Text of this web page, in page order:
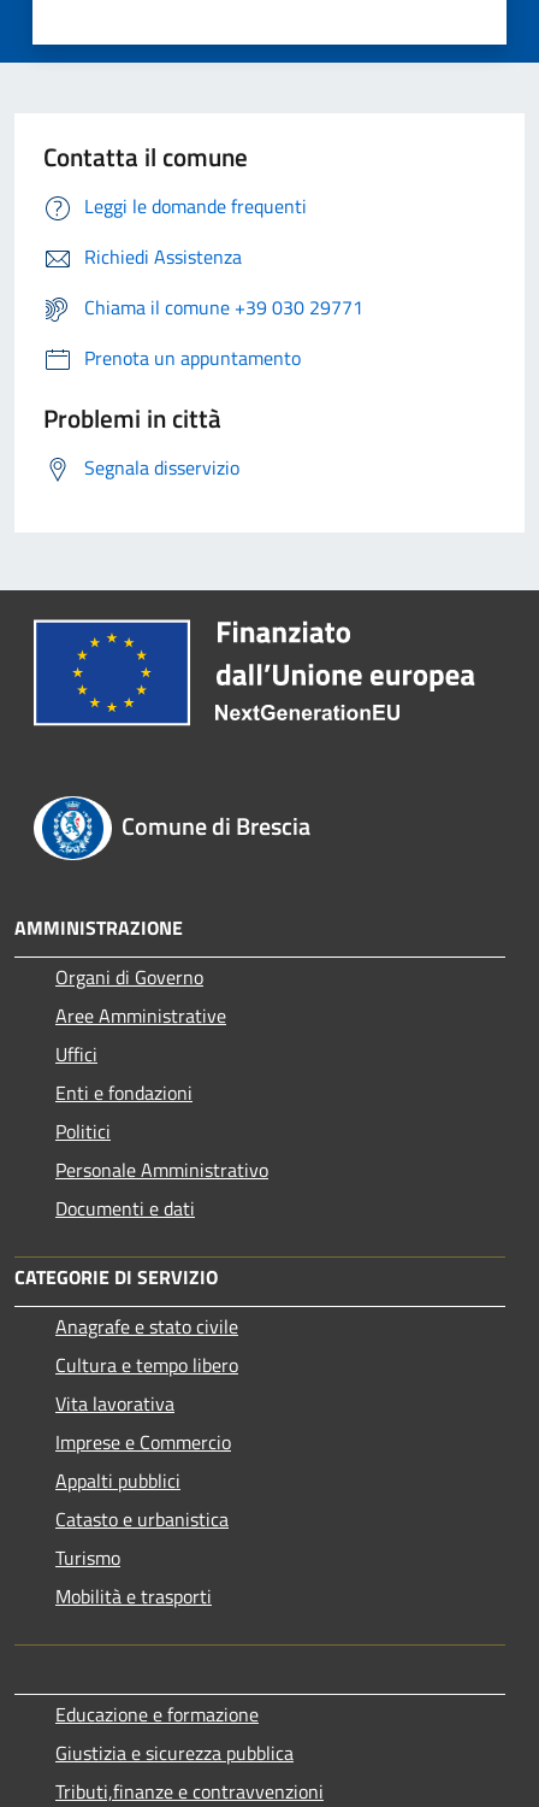
Contatta il comune
Leggi le domande frequenti
Richiedi Assistenza
Chiama il comune +39 030 29771
Prenota un appuntamento
Problemi in città
Segnala disservizio
Comune di Brescia
AMMINISTRAZIONE
Organi di Governo
Aree Amministrative
Uffici
Enti e fondazioni
Politici
Personale Amministrativo
Documenti e dati
CATEGORIE DI SERVIZIO
Anagrafe e stato civile
Cultura e tempo libero
Vita lavorativa
Imprese e Commercio
Appalti pubblici
Catasto e urbanistica
Turismo
Mobilità e trasporti
Educazione e formazione
Giustizia e sicurezza pubblica
Tributi,finanze e contravvenzioni